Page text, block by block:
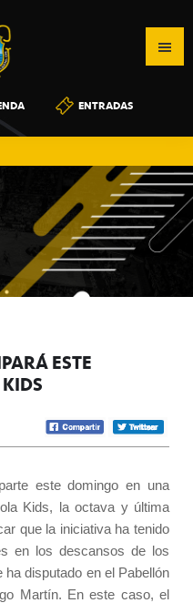
ENTRADAS
ESTE
este domingo en una
Kids, la octava y última
que la iniciativa ha tenido
en los descansos de los
ha disputado en el Pabellón
Martín. En este caso, el